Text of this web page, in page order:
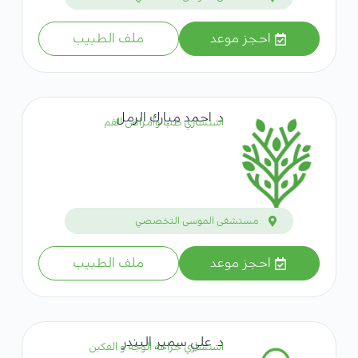
احجز موعد ملف الطبيب
د. احمد مبارك الرمل
استشاري طب وأمراض الفم
مستشفى الموسى التخصصي
احجز موعد ملف الطبيب
د. علي سمير البندر
استشاري جراحة الوجه و الفكين